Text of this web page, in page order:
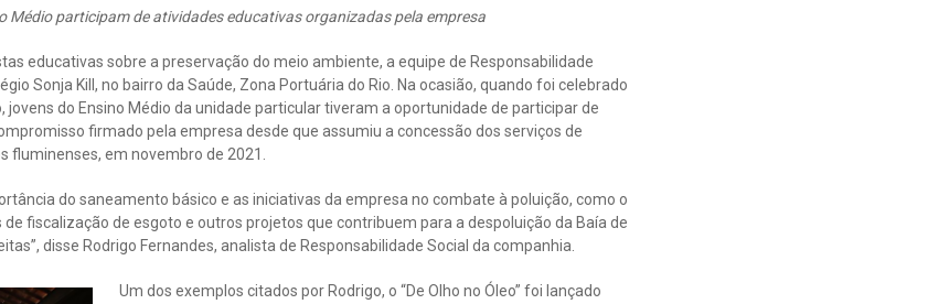
Médio participam de atividades educativas organizadas pela empresa
educativas sobre a preservação do meio ambiente, a equipe de Responsabilidade
Sonja Kill, no bairro da Saúde, Zona Portuária do Rio. Na ocasião, quando foi celebrado
jovens do Ensino Médio da unidade particular tiveram a oportunidade de participar de
firmado pela empresa desde que assumiu a concessão dos serviços de
em novembro de 2021.
do saneamento básico e as iniciativas da empresa no combate à poluição, como o
de fiscalização de esgoto e outros projetos que contribuem para a despoluição da Baía de
disse Rodrigo Fernandes, analista de Responsabilidade Social da companhia.
Um dos exemplos citados por Rodrigo, o “De Olho no Óleo” foi lançado